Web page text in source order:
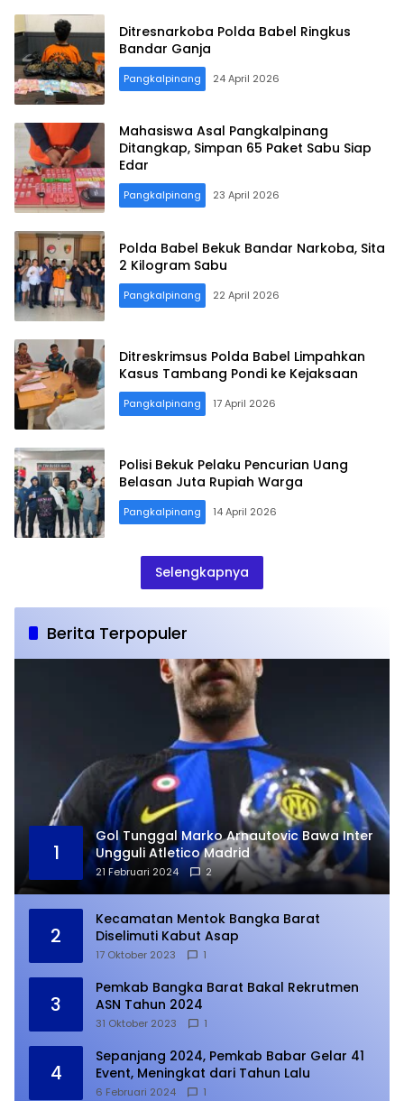
Ditresnarkoba Polda Babel Ringkus
Bandar Ganja
Pangkalpinang 24 April 2026
Mahasiswa Asal Pangkalpinang
Ditangkap, Simpan 65 Paket Sabu Siap
Edar
Pangkalpinang 23 April 2026
Polda Babel Bekuk Bandar Narkoba, Sita
2 Kilogram Sabu
Pangkalpinang 22 April 2026
Ditreskrimsus Polda Babel Limpahkan
Kasus Tambang Pondi ke Kejaksaan
Pangkalpinang 17 April 2026
Polisi Bekuk Pelaku Pencurian Uang
Belasan Juta Rupiah Warga
Pangkalpinang 14 April 2026
Selengkapnya
Berita Terpopuler
1
Gol Tunggal Marko Arnautovic Bawa Inter
Ungguli Atletico Madrid
21 Februari 2024 2
2
Kecamatan Mentok Bangka Barat
Diselimuti Kabut Asap
17 Oktober 2023 1
3
Pemkab Bangka Barat Bakal Rekrutmen
ASN Tahun 2024
31 Oktober 2023 1
4
Sepanjang 2024, Pemkab Babar Gelar 41
Event, Meningkat dari Tahun Lalu
6 Februari 2024 1